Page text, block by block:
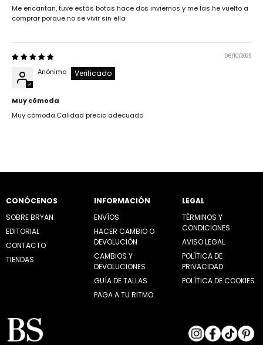
Me encantan, tuve estás botas hace dos inviernos y me las he vuelto a
comprar porque no se vivir sin ella
06/10/2025
Anónimo
Muy cómoda
Muy cómoda.Calidad precio adecuado
CONÓCENOS
SOBRE BRYAN
EDITORIAL
CONTACTO
TIENDAS
INFORMACIÓN
ENVÍOS
HACER CAMBIO O
DEVOLUCIÓN
CAMBIOS Y
DEVOLUCIONES
GUÍA DE TALLAS
PAGA A TU RITMO
LEGAL
TÉRMINOS Y
CONDICIONES
AVISO LEGAL
POLÍTICA DE
PRIVACIDAD
POLÍTICA DE COOKIES